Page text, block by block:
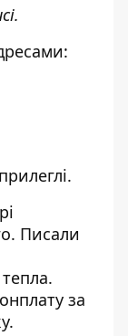
. Писали
.
за
.